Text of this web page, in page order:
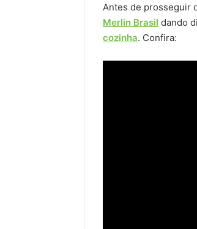
Antes de prosseguir
Merlin Brasil dando
cozinha. Confira: